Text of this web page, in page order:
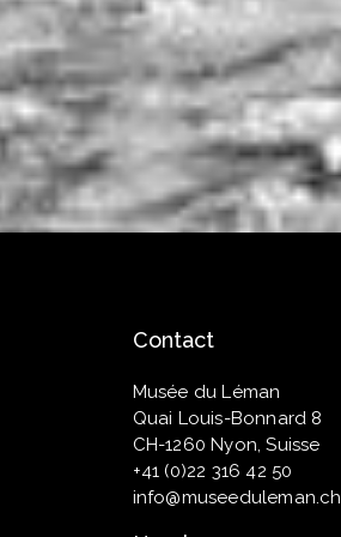
Contact
Musée du Léman
Quai Louis-Bonnard 8
CH-1260 Nyon, Suisse
+41 (0)22 316 42 50
info@museeduleman.ch